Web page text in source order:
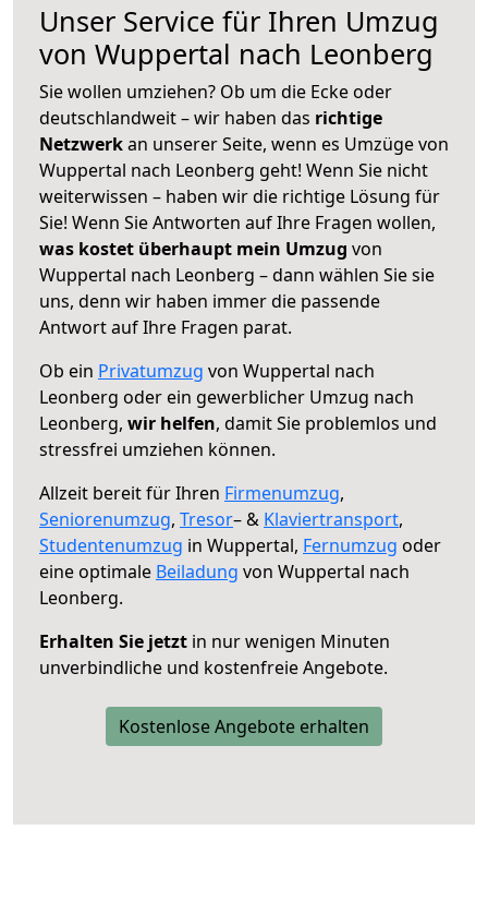
Unser Service für Ihren Umzug
von Wuppertal nach Leonberg
Sie wollen umziehen? Ob um die Ecke oder
deutschlandweit – wir haben das richtige
Netzwerkan unserer Seite, wenn es Umzüge von
Wuppertal nach Leonberg geht! Wenn Sie nicht
weiterwissen – haben wir die richtige Lösung für
Sie! Wenn Sie Antworten auf Ihre Fragen wollen,
was kostet überhaupt mein Umzug von
Wuppertal nach Leonberg – dann wählen Sie sie
uns, denn wir haben immer die passende
Antwort auf Ihre Fragen parat.
Ob ein Privatumzug von Wuppertal nach
Leonberg oder ein gewerblicher Umzug nach
Leonberg, wir helfen, damit Sie problemlos und
stressfrei umziehen können.
Allzeit bereit für Ihren Firmenumzug,
Seniorenumzug, Tresor– & Klaviertransport,
Studentenumzug in Wuppertal, Fernumzug oder
eine optimale Beiladung von Wuppertal nach
Leonberg.
Erhalten Sie jetzt in nur wenigen Minuten
unverbindliche und kostenfreie Angebote.
Kostenlose Angebote erhalten